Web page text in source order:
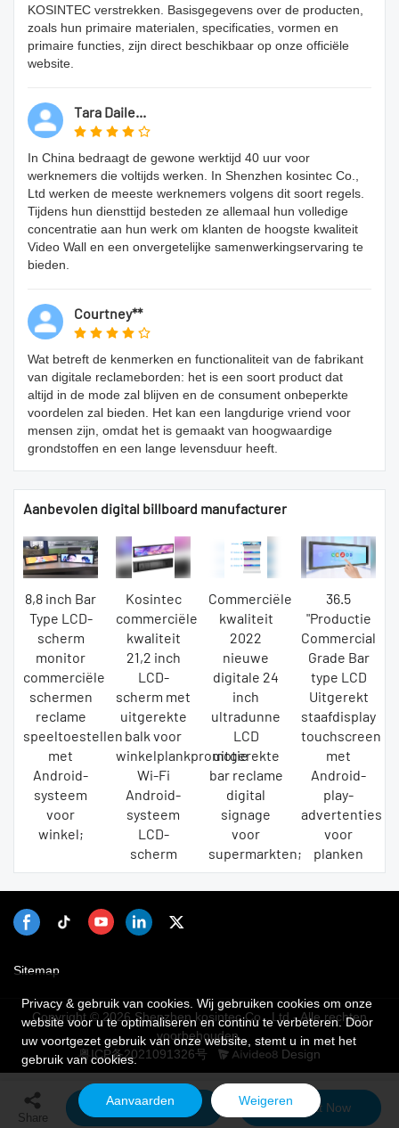
KOSINTEC verstrekken. Basisgegevens over de producten,
zoals hun primaire materialen, specificaties, vormen en
primaire functies, zijn direct beschikbaar op onze officiële
website.
Tara Daile...
In China bedraagt ​​de gewone werktijd 40 uur voor
werknemers die voltijds werken. In Shenzhen kosintec Co.,
Ltd werken de meeste werknemers volgens dit soort regels.
Tijdens hun diensttijd besteden ze allemaal hun volledige
concentratie aan hun werk om klanten de hoogste kwaliteit
Video Wall en een onvergetelijke samenwerkingservaring te
bieden.
Courtney**
Wat betreft de kenmerken en functionaliteit van de fabrikant
van digitale reclameborden: het is een soort product dat
altijd in de mode zal blijven en de consument onbeperkte
voordelen zal bieden. Het kan een langdurige vriend voor
mensen zijn, omdat het is gemaakt van hoogwaardige
grondstoffen en een lange levensduur heeft.
Aanbevolen digital billboard manufacturer
8,8 inch Bar
Type LCD-
scherm
monitor
commerciële
schermen
reclame
speeltoestellen
met
Android-
systeem
voor
winkel;
Kosintec
commerciële
kwaliteit
21,2 inch
LCD-
scherm met
uitgerekte
balk voor
winkelplankpromotie
Wi-Fi
Android-
systeem
LCD-
scherm
Commerciële
kwaliteit
2022
nieuwe
digitale 24
inch
ultradunne
LCD
uitgerekte
bar reclame
digital
signage
voor
supermarkten;
36.5
"Productie
Commercial
Grade Bar
type LCD
Uitgerekt
staafdisplay
touchscreen
met
Android-
play-
advertenties
voor
planken
Sitemap
Copyright © 2026 Shenzhen kosintec Co., Ltd - Alle rechten
voorbehouden.
粤ICP备2021091326号
Design
Share
Send Inquiry Chat Now
Privacy & gebruik van cookies. Wij gebruiken cookies om onze
website voor u te optimaliseren en continu te verbeteren. Door
uw voortgezet gebruik van onze website, stemt u in met het
gebruik van cookies.
Aanvaarden Weigeren